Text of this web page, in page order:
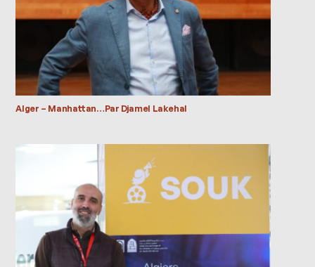
Alger – Manhattan…Par Djamel Lakehal